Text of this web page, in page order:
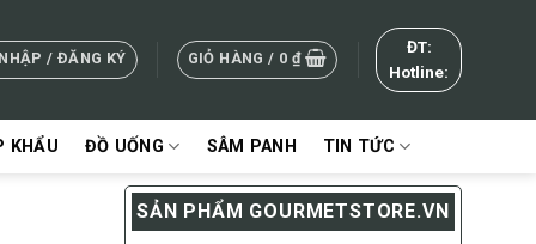
/ ĐĂNG KÝ GIỎ HÀNG / 0 ₫
ĐT:
Hotline:
KHẨU ĐỒ UỐNG SÂM PANH TIN TỨC
SẢN PHẨM GOURMETSTORE.VN